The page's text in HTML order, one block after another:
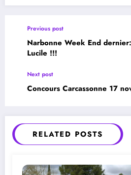
Previous post
Narbonne Week End
Lucile !!!
Next post
Concours Carcassonne 17
RELATED POSTS